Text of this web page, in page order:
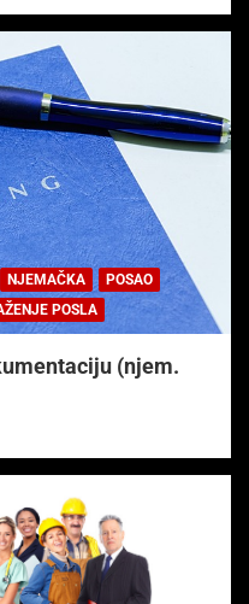
NJEMAČKA
POSAO
POSLA
(njem.